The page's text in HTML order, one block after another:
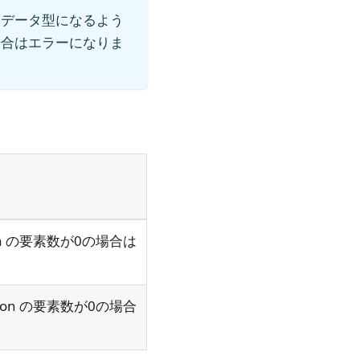
ータ型になるよう
はエラーになりま
要素数が0の場合は
の要素数が0の場合